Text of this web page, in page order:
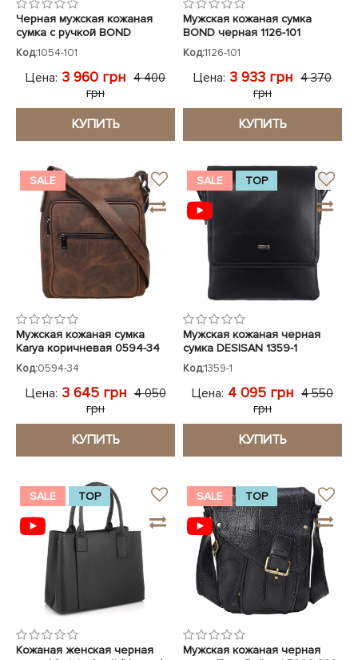
Черная мужская кожаная
сумка с ручкой BOND
Код:1054-101
Цена: 3 960 грн 4 400
грн
КУПИТЬ
Мужская кожаная сумка
BOND черная 1126-101
Код:1126-101
Цена: 3 933 грн 4 370
грн
КУПИТЬ
SALE
Мужская кожаная сумка
Karya коричневая 0594-34
Код:0594-34
Цена: 3 645 грн 4 050
грн
КУПИТЬ
SALE TOP
Мужская кожаная черная
сумка DESISAN 1359-1
Код:1359-1
Цена: 4 095 грн 4 550
грн
КУПИТЬ
SALE TOP
Кожаная женская черная
SALE TOP
Мужская кожаная черная